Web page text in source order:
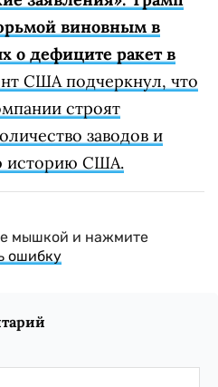
виновным в
о дефиците ракет в
США подчеркнул, что
строят
заводов и
историю США.
мышкой и нажмите
ошибку